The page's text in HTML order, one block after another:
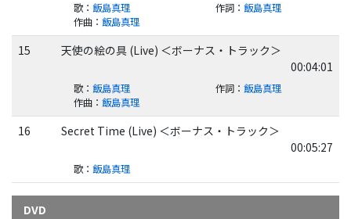
歌： 飯島真理 作詞： 飯島真理
作曲： 飯島真理
15
天使の絵の具 (Live) ＜ボーナス・トラック＞
00:04:01
歌： 飯島真理 作詞： 飯島真理
作曲： 飯島真理
16
Secret Time (Live) ＜ボーナス・トラック＞
00:05:27
歌： 飯島真理
DVD